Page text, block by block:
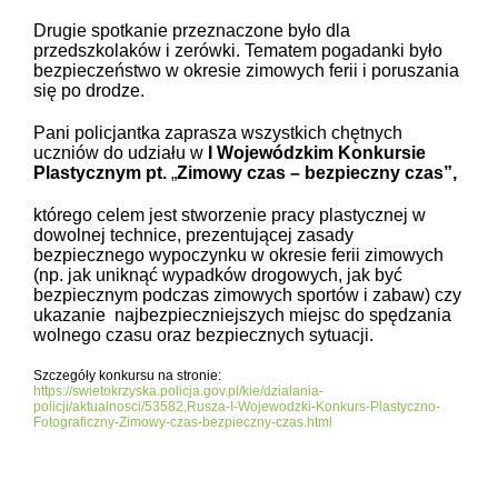
Drugie spotkanie przeznaczone było dla
przedszkolaków i zerówki. Tematem pogadanki było
bezpieczeństwo w okresie zimowych ferii i poruszania
się po drodze.
Pani policjantka zaprasza wszystkich chętnych
uczniów do udziału w
I Wojewódzkim Konkursie
Plastycznym pt. „Zimowy czas – bezpieczny czas”,
którego celem jest stworzenie pracy plastycznej w
dowolnej technice, prezentującej zasady
bezpiecznego wypoczynku w okresie ferii zimowych
(np. jak uniknąć wypadków drogowych, jak być
bezpiecznym podczas zimowych sportów i zabaw) czy
ukazanie najbezpieczniejszych miejsc do spędzania
wolnego czasu oraz bezpiecznych sytuacji.
Szczegóły konkursu na stronie:
https://swietokrzyska.policja.gov.pl/kie/dzialania-
policji/aktualnosci/53582,Rusza-I-Wojewodzki-Konkurs-Plastyczno-
Fotograficzny-Zimowy-czas-bezpieczny-czas.html